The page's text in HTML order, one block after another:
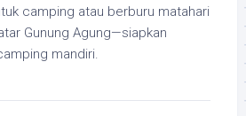
camping atau berburu matahari
Gunung Agung—siapkan
mandiri.